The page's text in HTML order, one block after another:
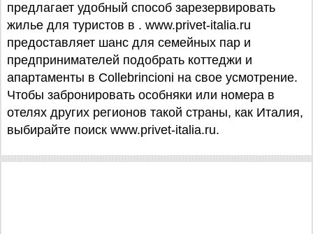
предлагает удобный способ зарезервировать
жилье для туристов в . www.privet-italia.ru
предоставляет шанс для семейных пар и
предпринимателей подобрать коттеджи и
апартаменты в Collebrincioni на свое усмотрение.
Чтобы забронировать особняки или номера в
отелях других регионов такой страны, как Италия,
выбирайте поиск www.privet-italia.ru.